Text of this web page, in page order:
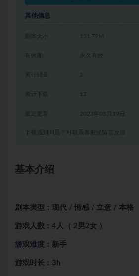
其他信息
剧本大小 151.79M
有效期 永久有效
累计销量 2
累计下载 12
2023年05月19日
下载遇到问题？可联系客服或留言反馈
基本介绍
剧本类型：现代 / 情感 / 立意 / 本格
游戏人数：4人（ 2男2女 ）
游戏难度：新手
游戏时长：3h